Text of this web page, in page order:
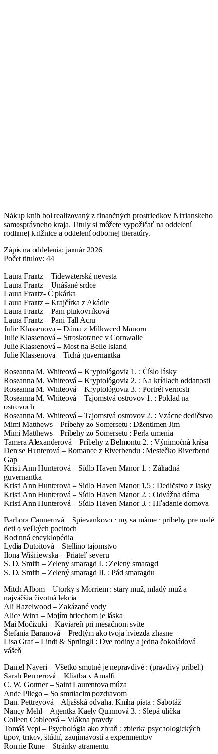
Nákup kníh bol realizovaný z finančných prostriedkov Nitrianskeho
samosprávneho kraja. Tituly si môžete vypožičať na oddelení
rodinnej knižnice a oddelení odbornej literatúry.
Zápis na oddelenia: január 2026
Počet titulov: 44
Laura Frantz – Tidewaterská nevesta
Laura Frantz – Unášané srdce
Laura Frantz- Čipkárka
Laura Frantz – Krajčírka z Akádie
Laura Frantz – Pani plukovníková
Laura Frantz – Pani Tall Acru
Julie Klassenová – Dáma z Milkweed Manoru
Julie Klassenová – Stroskotanec v Cornwalle
Julie Klassenová – Most na Belle Island
Julie Klassenová – Tichá guvernantka
Roseanna M. Whiteová – Kryptológovia 1. : Číslo lásky
Roseanna M. Whiteová – Kryptológovia 2. : Na krídlach oddanosti
Roseanna M. Whiteová – Kryptológovia 3. : Portrét vernosti
Roseanna M. Whiteová – Tajomstvá ostrovov 1. : Poklad na
ostrovoch
Roseanna M. Whiteová – Tajomstvá ostrovov 2. : Vzácne dedičstvo
Mimi Matthews – Príbehy zo Somersetu : Džentlmen Jim
Mimi Matthews – Príbehy zo Somersetu : Perla umenia
Tamera Alexanderová – Príbehy z Belmontu 2. : Výnimočná krása
Denise Hunterová – Romance z Riverbendu : Mestečko Riverbend
Gap
Kristi Ann Hunterová – Sídlo Haven Manor 1. : Záhadná
guvernantka
Kristi Ann Hunterová – Sídlo Haven Manor 1,5 : Dedičstvo z lásky
Kristi Ann Hunterová – Sídlo Haven Manor 2. : Odvážna dáma
Kristi Ann Hunterová – Sídlo Haven Manor 3. : Hľadanie domova
Barbora Cannerová – Spievankovo : my sa máme : príbehy pre malé
deti o veľkých pocitoch
Rodinná encyklopédia
Lydia Dutoitová – Stellino tajomstvo
Ilona Wiśniewska – Priateľ severu
S. D. Smith – Zelený smaragd I. : Zelený smaragd
S. D. Smith – Zelený smaragd II. : Pád smaragdu
Mitch Albom – Utorky s Morriem : starý muž, mladý muž a
najväčšia životná lekcia
Ali Hazelwood – Zakázané vody
Alice Winn – Mojím hriechom je láska
Mai Močizuki – Kaviareň pri mesačnom svite
Štefánia Baranová – Predtým ako tvoja hviezda zhasne
Lisa Graf – Lindt & Sprüngli : Dve rodiny a jedna čokoládová
vášeň
Daniel Nayeri – Všetko smutné je nepravdivé : (pravdivý príbeh)
Sarah Pennerová – Kliatba v Amalfi
C. W. Gortner – Saint Laurentova múza
Ande Pliego – So smrtiacim pozdravom
Dani Pettreyová – Aljašská odvaha. Kniha piata : Sabotáž
Nancy Mehl – Agentka Kaely Quinnová 3. : Slepá ulička
Colleen Cobleová – Vlákna pravdy
Tomáš Vepi – Psychológia ako zbraň : zbierka psychologických
tipov, trikov, štúdií, zaujímavostí a experimentov
Ronnie Rune – Stránky atramentu